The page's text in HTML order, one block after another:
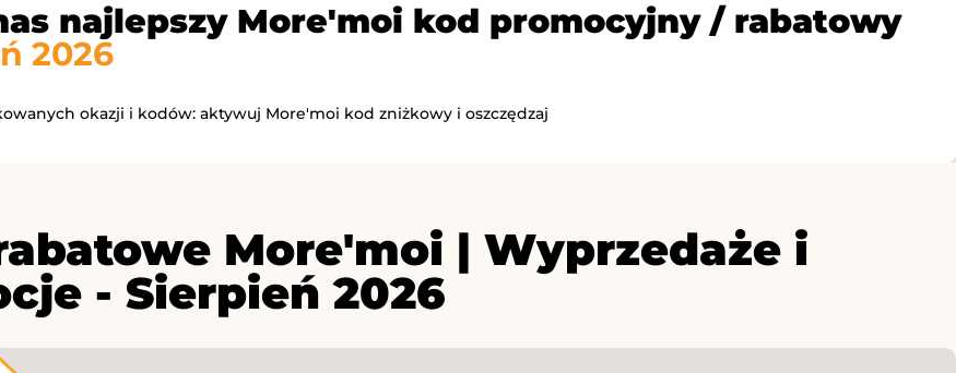
najlepszy More'moi kod promocyjny / rabatowy
2026
okazji i kodów: aktywuj More'moi kod zniżkowy i oszczędzaj
More'moi | Wyprzedaże i
- Sierpień 2026